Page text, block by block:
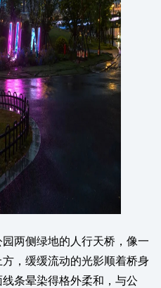
两侧绿地的人行天桥，像一
，缓缓流动的光影顺着桥身
条晕染得格外柔和，与公